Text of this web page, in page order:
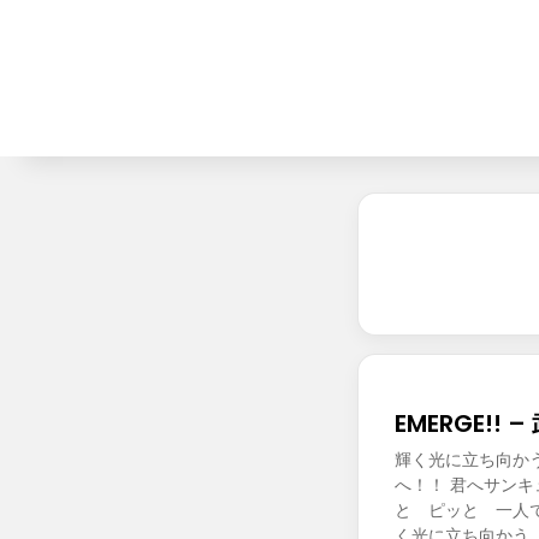
EMERGE!!
輝く光に立ち向
へ！！ 君へサン
と ピッと 一人で
く光に立ち向か